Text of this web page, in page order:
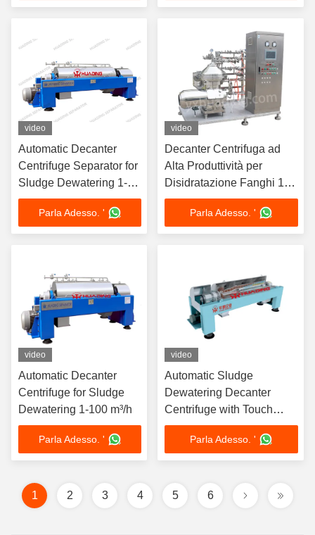
compatibilità
2014/30/UE
video
Automatic Decanter
Centrifuge Separator for
Sludge Dewatering 1-
100 m³/h
Parla Adesso. '
video
Decanter Centrifuga ad
Alta Produttività per
Disidratazione Fanghi 1-
100 m³/h
Parla Adesso. '
video
Automatic Decanter
Centrifuge for Sludge
Dewatering 1-100 m³/h
Parla Adesso. '
video
Automatic Sludge
Dewatering Decanter
Centrifuge with Touch
Screen
Parla Adesso. '
1 2 3 4 5 6